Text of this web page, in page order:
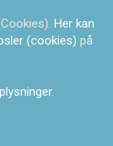
Her kan
(cookies) på
.